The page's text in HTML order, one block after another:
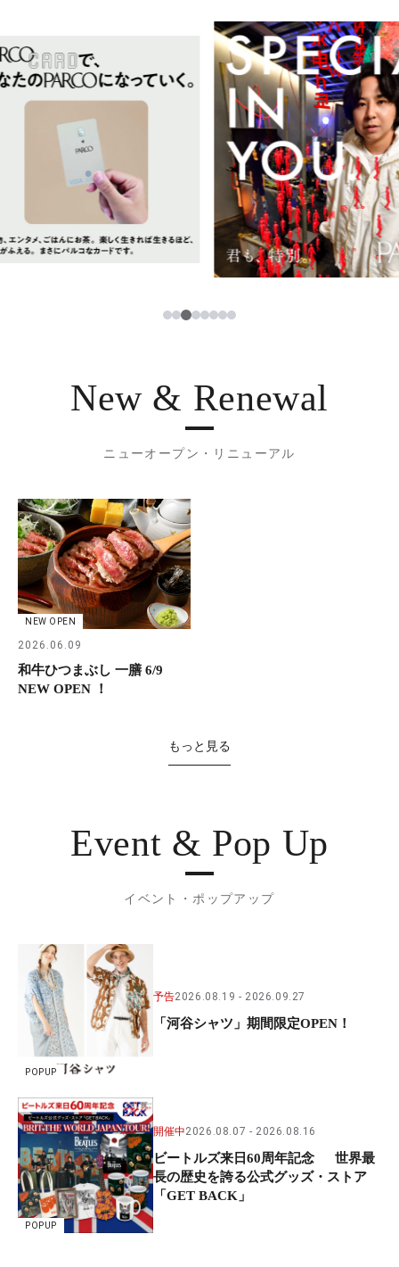
ニュース
レストラン・カフェ
TAX FREE
PARCOメンバーズ
JP
한국어
ภาษาไทย
日本語
1234567
New & Renewal
ニューオープン・リニューアル
NEW OPEN
2026.06.09
和牛ひつまぶし 一膳 6/9
NEW OPEN ！
もっと見る
Event & Pop Up
イベント・ポップアップ
POPUP
予告2026.08.19 2026.09.27
「河谷シャツ」期間限定OPEN！
POPUP
開催中2026.08.07 2026.08.16
ビートルズ来日60周年記念 世界最
長の歴史を誇る公式グッズ・ストア
「GET BACK」